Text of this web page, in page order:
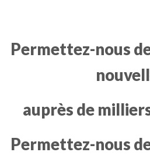
Permettez-nous
auprès de
Permettez-nous